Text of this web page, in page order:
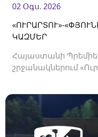
02 Օգս. 2026
«ՈՒՐԱՐՏՈՒ»-
ԿԱԶՄԵՐ
Հայաստանի
շրջանակներում